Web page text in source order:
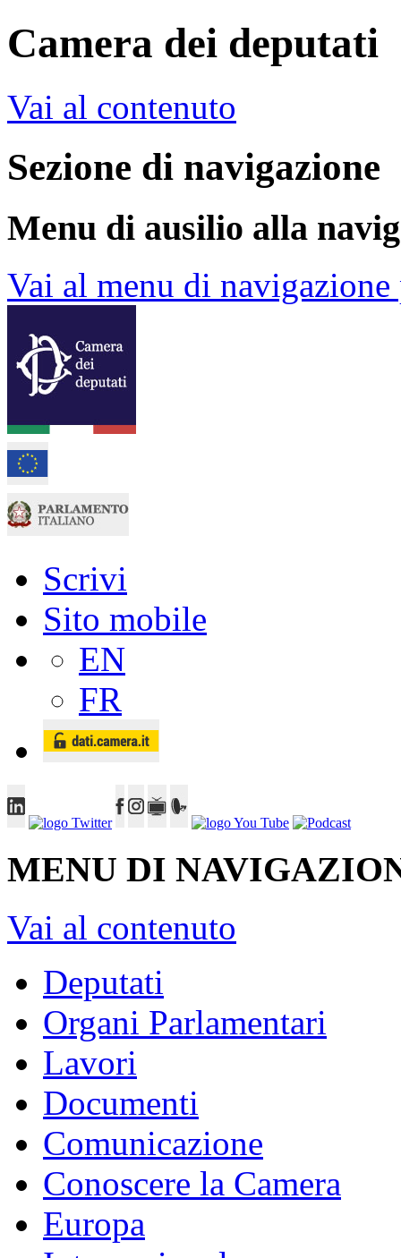
Camera dei deputati
Vai al contenuto
Sezione di navigazione
Menu di ausilio alla
Vai al menu di
Scrivi
Sito mobile
EN
FR
MENU DI
Vai al contenuto
Deputati
Organi Parlamentari
Lavori
Documenti
Comunicazione
Conoscere la Camera
Europa